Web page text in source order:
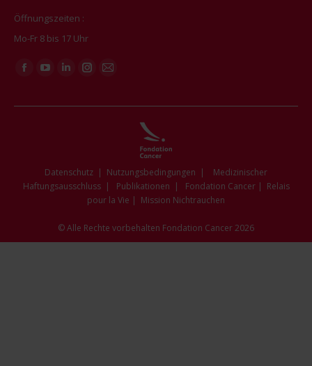
Öffnungszeiten :
Mo-Fr 8 bis 17 Uhr
Finden Sie uns auf:
windowwindow
Linkedin
window
Instagram
window
new
window
Datenschutz | Nutzungsbedingungen |
Medizinischer
Haftungsausschluss| Publikationen | Fondation Cancer| Relais
pour la Vie | Mission Nichtrauchen
© Alle Rechte vorbehalten Fondation Cancer 2026